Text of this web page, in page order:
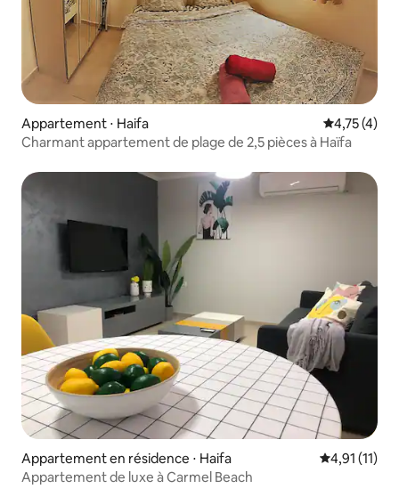
Appartement ⋅ Haifa Évaluation
4,75 (4)
Charmant appartement de plage de 2,5 pièces à Haïfa
Appartement en résidence ⋅ Haifa Évaluation
4,91 (11)
Appartement de luxe à Carmel Beach